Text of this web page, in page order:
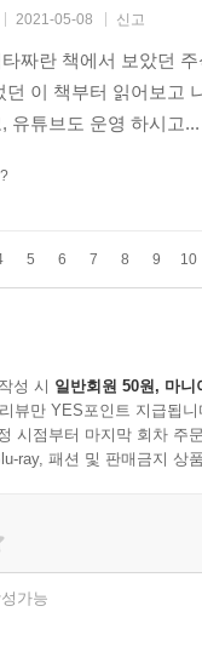
공부
떨어지고 있다.
실하게
VS 위험중립형
표
수 있다
는다면?
보자
2021-05-08 신고
짜란 책에서 보았던
던 이 책부터 읽어보고
유튜브도 운영 하시고
5 6 7 8 9 10
성 시 일반회원 50원, 마니
뷰만 YES포인트 지급됩니
시점부터 마지막 회차 주
ray, 패션 및 판매금지 상
가능